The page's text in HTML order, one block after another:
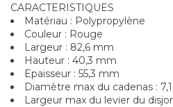
CARACTERISTIQUES
Matériau : Polypropylène
Couleur : Rouge
Largeur : 82,6 mm
Hauteur : 40,3 mm
Epaisseur : 55,3 mm
Diamètre max du cadenas :
Largeur max du levier du